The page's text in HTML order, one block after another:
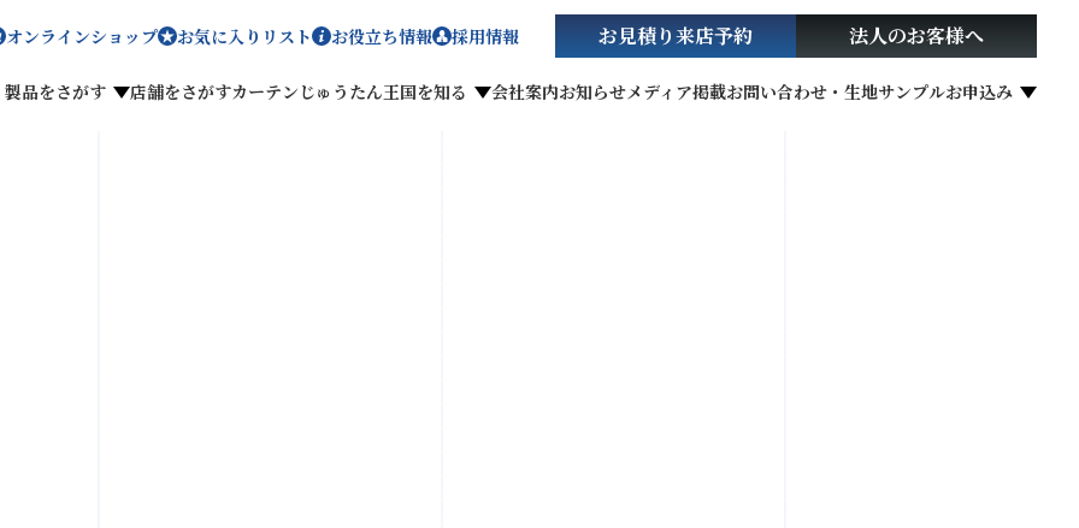
オンラインショップ お気に入りリスト お役立ち情報 採用情報
製品をさがす 店舗をさがすカーテンじゅうたん王国を知る 会社案内お知らせメディア掲載お問い合わせ・生地サンプルお申込み
お見積り来店予約 法人のお客様へ